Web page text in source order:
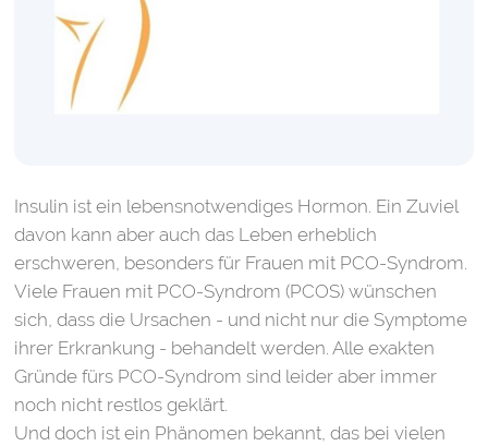
Insulin ist ein lebensnotwendiges Hormon. Ein Zuviel
davon kann aber auch das Leben erheblich
erschweren, besonders für Frauen mit PCO-Syndrom.
Viele Frauen mit PCO-Syndrom (PCOS) wünschen
sich, dass die Ursachen - und nicht nur die Symptome
ihrer Erkrankung - behandelt werden. Alle exakten
Gründe fürs PCO-Syndrom sind leider aber immer
noch nicht restlos geklärt.
Und doch ist ein Phänomen bekannt, das bei vielen